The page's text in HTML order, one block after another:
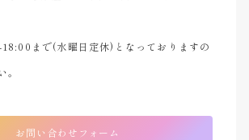
まで(水曜日定休)となっておりますの
。
お問い合わせフォーム